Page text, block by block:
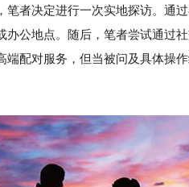
笔者决定进行一次实地探访。通
办公地点。随后，笔者尝试通过
端配对服务，但当被问及具体操